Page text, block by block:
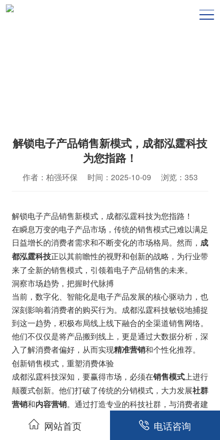
解锁电子产品销售新模式，成都泓霆科技
为您指路！
作者：柏强环保 时间：2025-10-09 浏览：353
解锁电子产品销售新模式，成都泓霆科技为您指路！
在瞬息万变的电子产品市场，传统的销售模式已难以满足
日益增长的消费者需求和不断变化的市场格局。然而， 成
都泓霆科技正以其前瞻性的视野和创新的战略，为行业带
来了全新的销售模式，引领着电子产品销售的未来。
洞察市场趋势，把握时代脉搏
当前，数字化、智能化是电子产品发展的核心驱动力，也
深刻影响着消费者的购买行为。成都泓霆科技敏锐地捕捉
到这一趋势，积极布局线上线下融合的全渠道销售网络。
他们不仅仅是将产品搬到线上，更是通过大数据分析，深
入了解消费者偏好，从而实现精准营销和个性化推荐。
创新销售模式，重塑消费体验
成都泓霆科技深知，要赢得市场，必须在销售模式上进行
颠覆式创新。他们打破了传统的分销模式，大力发展社群
营销和内容营销。通过打造专业的科技社群，与消费者建
立更紧密的联系，提供有价值的产品信息和使用指导；同
时，利用短视频、直播等形式，生动展示产品优势，与潜
网站首页 电话咨询